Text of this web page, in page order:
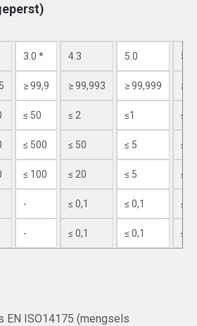
3.0 *
≥ 99,9
≤ 50
≤ 500
≤ 100
-
-
4.3
≥ 99,993
≤ 2
≤ 50
≤ 20
≤ 0,1
≤ 0,1
5.0
≥ 99,999
≤1
≤ 5
≤ 5
≤ 0,1
≤ 0,1
5.3
≥
≤ 1
≤ 2
≤ 2
≤
≤
EN ISO14175 (mengsels